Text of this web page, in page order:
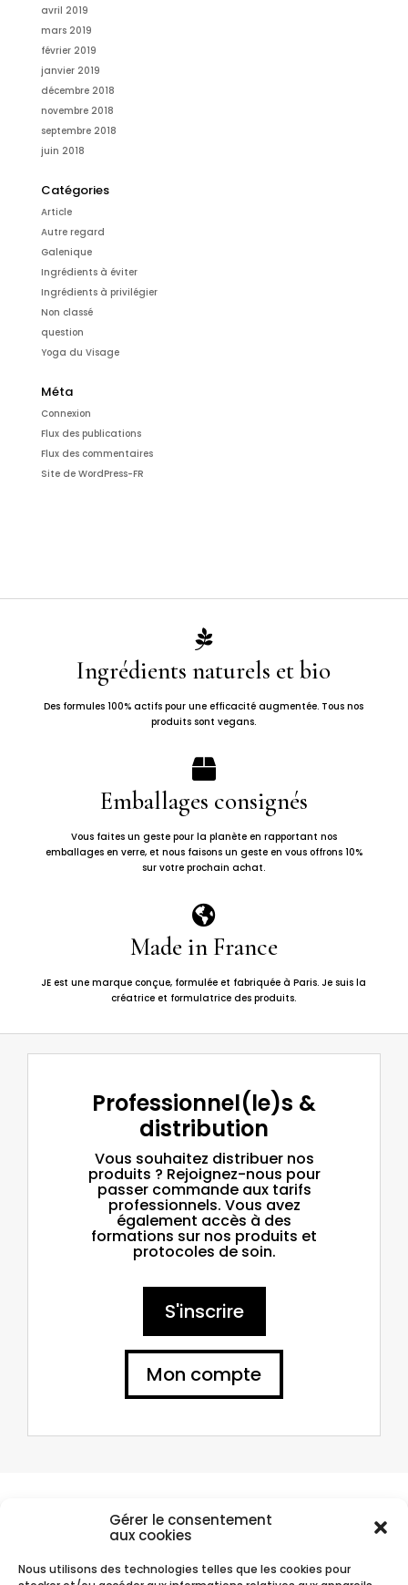
Gérer le consentement
aux cookies
Nous utilisons des technologies telles que les cookies pour
avril 2019
mars 2019
février 2019
janvier 2019
décembre 2018
novembre 2018
septembre 2018
juin 2018
Catégories
Article
Autre regard
Galenique
Ingrédients à éviter
Ingrédients à privilégier
Non classé
question
Yoga du Visage
Méta
Connexion
Flux des publications
Flux des commentaires
Site de WordPress-FR

Ingrédients naturels et bio
Des formules 100% actifs pour une efficacité augmentée. Tous nos
produits sont vegans.

Emballages consignés
Vous faites un geste pour la planète en rapportant nos
emballages en verre, et nous faisons un geste en vous offrons 10%
sur votre prochain achat.

Made in France
JE est une marque conçue, formulée et fabriquée à Paris. Je suis la
créatrice et formulatrice des produits.
Professionnel(le)s &
distribution
Vous souhaitez distribuer nos
produits ? Rejoignez-nous pour
passer commande aux tarifs
professionnels. Vous avez
également accès à des
formations sur nos produits et
protocoles de soin.
S'inscrire
Mon compte
Compte client
commandes sur votre compte client.